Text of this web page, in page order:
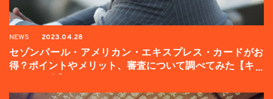
NEWS 2023.04.28
セゾンパール・アメリカン・エキスプレス・カードがお
得？ポイントやメリット、審査について調べてみた【キャ